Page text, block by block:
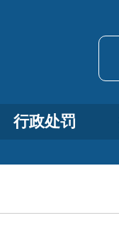
行政处罚